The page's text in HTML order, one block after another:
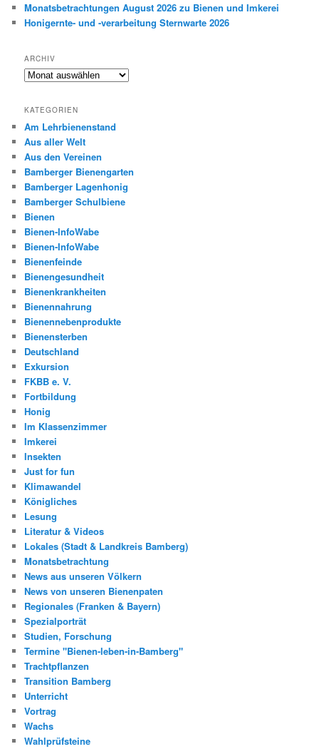
Monatsbetrachtungen August 2026 zu Bienen und Imkerei
Honigernte- und -verarbeitung Sternwarte 2026
ARCHIV
Archiv
KATEGORIEN
Am Lehrbienenstand
Aus aller Welt
Aus den Vereinen
Bamberger Bienengarten
Bamberger Lagenhonig
Bamberger Schulbiene
Bienen
Bienen-InfoWabe
Bienen-InfoWabe
Bienenfeinde
Bienengesundheit
Bienenkrankheiten
Bienennahrung
Bienennebenprodukte
Bienensterben
Deutschland
Exkursion
FKBB e. V.
Fortbildung
Honig
Im Klassenzimmer
Imkerei
Insekten
Just for fun
Klimawandel
Königliches
Lesung
Literatur & Videos
Lokales (Stadt & Landkreis Bamberg)
Monatsbetrachtung
News aus unseren Völkern
News von unseren Bienenpaten
Regionales (Franken & Bayern)
Spezialporträt
Studien, Forschung
Termine "Bienen-leben-in-Bamberg"
Trachtpflanzen
Transition Bamberg
Unterricht
Vortrag
Wachs
Wahlprüfsteine